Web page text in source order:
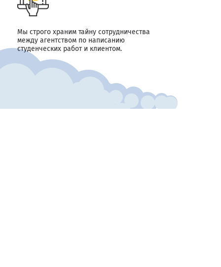
Мы строго храним тайну сотрудничества
между агентством по написанию
студенческих работ и клиентом.